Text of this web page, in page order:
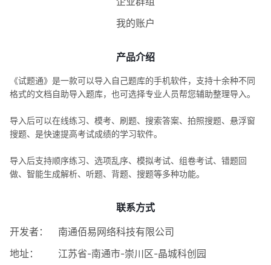
我的账户
产品介绍
《试题通》是一款可以导入自己题库的手机软件，支持十余种不同
格式的文档自助导入题库，也可选择专业人员帮您辅助整理导入。
导入后可以在线练习、模考、刷题、搜索答案、拍照搜题、悬浮窗
搜题、是快速提高考试成绩的学习软件。
导入后支持顺序练习、选项乱序、模拟考试、组卷考试、错题回
做、智能生成解析、听题、背题、搜题等多种功能。
联系方式
开发者：
南通佰易网络科技有限公司
地址：
江苏省-南通市-崇川区-晶城科创园